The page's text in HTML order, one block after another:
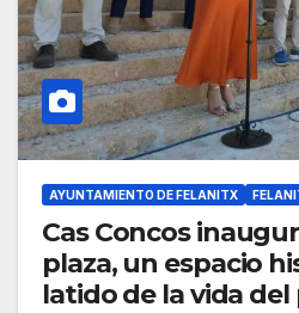
AYUNTAMIENTO DE FELANITX
Cas Concos
plaza, un espacio
latido de la vida